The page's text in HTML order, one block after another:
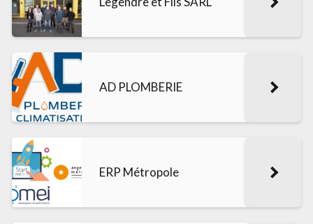
AD PLOMBERIE
ERP Métropole